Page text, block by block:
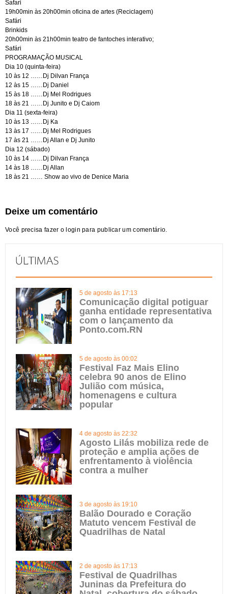
Safari
19h00min às 20h00min oficina de artes (Reciclagem)
Safári
Brinkids
20h00min às 21h00min teatro de fantoches interativo;
Safári
PROGRAMAÇÃO MUSICAL
Dia 10 (quinta-feira)
10 às 12 ……Dj Dilvan França
12 às 15 ……Dj Daniel
15 às 18 ……Dj Mel Rodrigues
18 às 21 ……Dj Junito e Dj Caiom
Dia 11 (sexta-feira)
10 às 13 ……Dj Ka
13 às 17 ……Dj Mel Rodrigues
17 às 21 ……Dj Allan e Dj Junito
Dia 12 (sábado)
10 às 14 ……Dj Dilvan França
14 às 18 ……Dj Allan
18 às 21 …… Show ao vivo de Denice Maria
Deixe um comentário
Você precisa fazer o login para publicar um comentário.
5 de agosto às 17:13
Comunicação digital potiguar
ganha entidade representativa
com o lançamento da
Ponto.com.RN
5 de agosto às 00:02
Festival Faz Mais Elino
celebra 90 anos de Elino
Julião com música,
homenagens e cultura
popular
4 de agosto às 22:32
Agosto Lilás mobiliza rede de
proteção e amplia ações de
enfrentamento à violência
contra a mulher
3 de agosto às 19:10
Balão Dourado e Coração
Matuto vencem Festival de
Quadrilhas de Natal
2 de agosto às 17:13
Festival de Quadrilhas
Juninas da Prefeitura do